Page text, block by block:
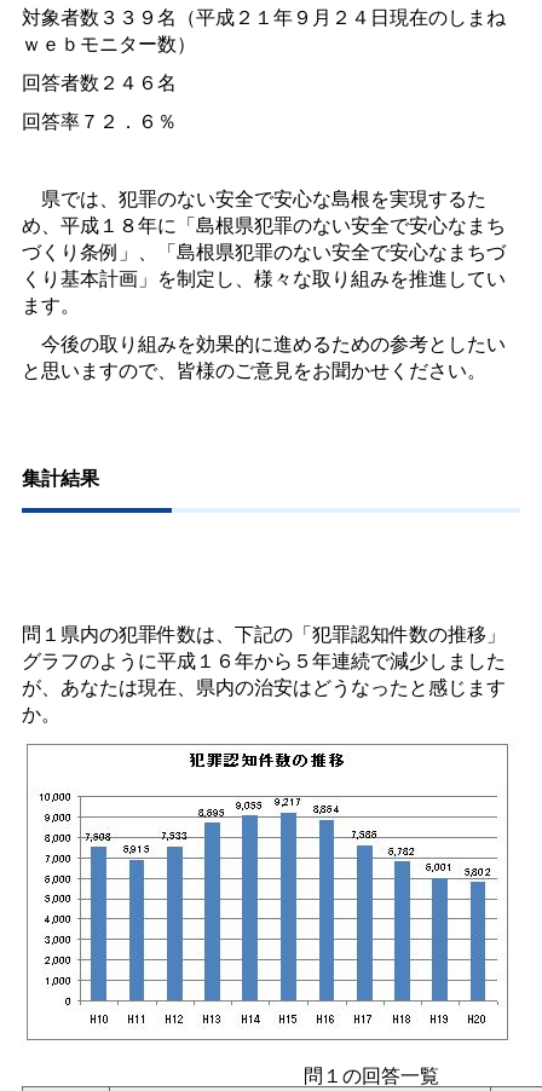
対象者数３３９名（平成２１年９月２４日現在のしまね
ｗｅｂモニター数）
回答者数２４６名
回答率７２．６％
県では、犯罪のない安全で安心な島根を実現するた
め、平成１８年に「島根県犯罪のない安全で安心なまち
づくり条例」、「島根県犯罪のない安全で安心なまちづ
くり基本計画」を制定し、様々な取り組みを推進してい
ます。
今後の取り組みを効果的に進めるための参考としたい
と思いますので、皆様のご意見をお聞かせください。
集計結果
問１県内の犯罪件数は、下記の「犯罪認知件数の推移」
グラフのように平成１６年から５年連続で減少しました
が、あなたは現在、県内の治安はどうなったと感じます
か。
問１の回答一覧